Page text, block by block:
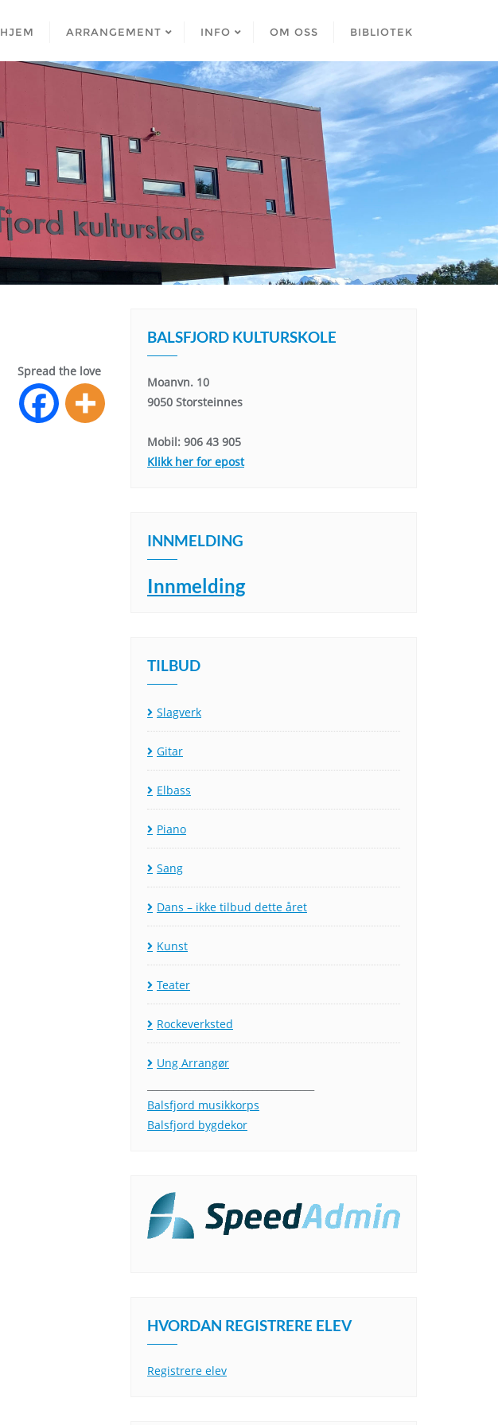
HJEM ARRANGEMENT INFO OM OSS BIBLIOTEK
Spread the love
BALSFJORD KULTURSKOLE
Moanvn. 10
9050 Storsteinnes
Mobil: 906 43 905
Klikk her for epost
INNMELDING
Innmelding
TILBUD
Slagverk
Gitar
Elbass
Piano
Sang
Dans – ikke tilbud dette året
Kunst
Teater
Rockeverksted
Ung Arrangør
Balsfjord musikkorps
Balsfjord bygdekor
HVORDAN REGISTRERE ELEV
Registrere elev